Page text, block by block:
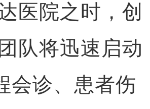
医院之时，创
队将迅速启动
会诊、患者伤